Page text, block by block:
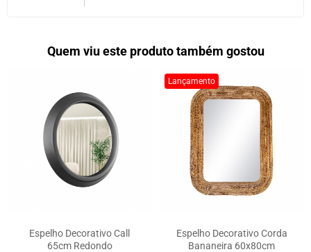
Quem viu este produto também gostou
Espelho Decorativo Call
65cm Redondo
Lançamento
Espelho Decorativo Corda
Bananeira 60x80cm